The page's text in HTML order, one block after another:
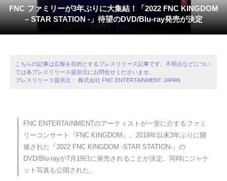
FNC ファミリーが3年ぶりに大集結！「2022 FNC KINGDOM
– STAR STATION -」待望のDVD/Blu-ray発売が決定
こちらの記事は広報を目的とするプレスリリース記事です。不明点などについ
ては各プレスリリース提供元にお問合せくださいませ。
プレスリリース提供元： 株式会社 FNC ENTERTAINMENT JAPAN
FNC ENTERTAINMENTのアーティストが一堂に介するファミ
リーコンサート『FNC KINGDOM』。2019年以来3年ぶりに開
催された『2022 FNC KINGDOM -STAR STATION-』の
DVD/Blu-rayが7月19日に発売されることが決定。同時にジャケ
ット写真も公開された。